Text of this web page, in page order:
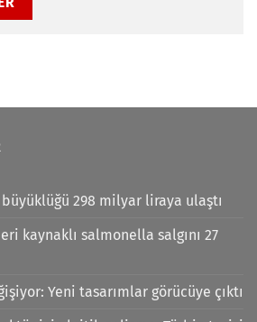
298 milyar liraya ulaştı
kaynaklı salmonella salgını 27
Yeni tasarımlar görücüye çıktı